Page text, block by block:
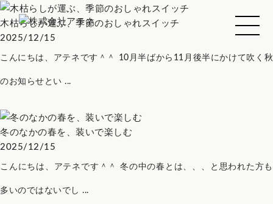
木枯らしが運ぶ、季節のおしゃれスイッチ
2025/12/15
こんにちは、アテネです＾＾ 10月半ばから11月後半にかけて吹く秋
のお知らせとい ...
冬のなかの春を、装いで楽しむ
2025/12/15
こんにちは、アテネです＾＾ 冬の中の春とは、、、と思われた方も
多いのではないでし ...